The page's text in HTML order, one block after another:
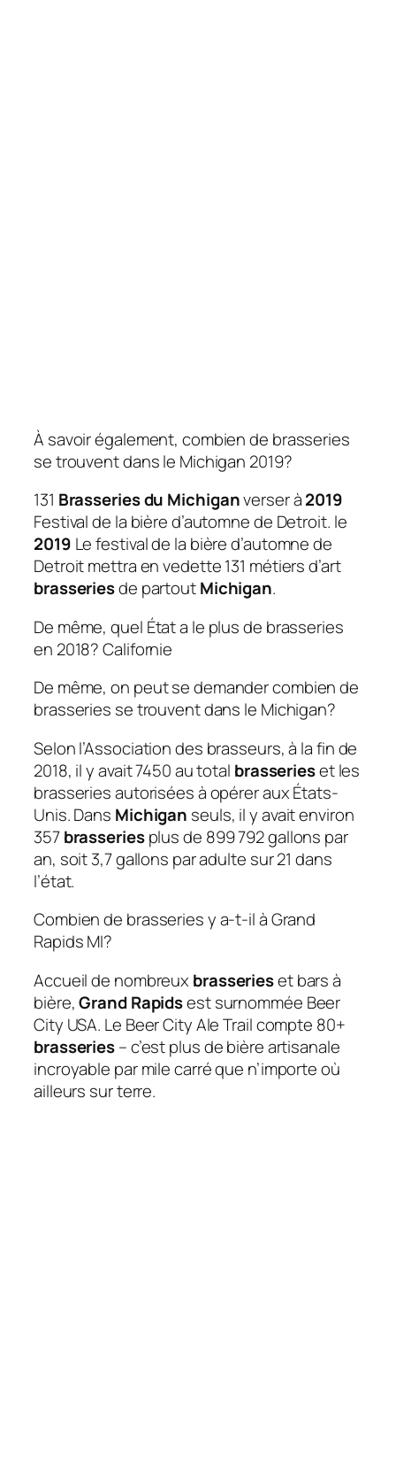
À savoir également, combien de brasseries
se trouvent dans le Michigan 2019?
131 Brasseries du Michiganverser à2019
Festival de la bière d’automne de Detroit. le
2019 Le festival de la bière d’automne de
Detroit mettra en vedette 131 métiers d’art
brasseriesde partoutMichigan.
De même, quel État a le plus de brasseries
en 2018? Californie
De même, on peut se demander combien de
brasseries se trouvent dans le Michigan?
Selon l’Association des brasseurs, à la fin de
2018, il y avait 7450 au total brasserieset les
brasseries autorisées à opérer aux États-
Unis. Dans Michigan seuls, il y avait environ
357brasseriesplus de 899 792 gallons par
an, soit 3,7 gallons par adulte sur 21 dans
l’état.
Combien de brasseries y a-t-il à Grand
Rapids MI?
Accueil de nombreux brasserieset bars à
bière,Grand Rapidsest surnommée Beer
City USA. Le Beer City Ale Trail compte 80+
brasseries– c’est plus de bière artisanale
incroyable par mile carré que n’importe où
ailleurs sur terre.